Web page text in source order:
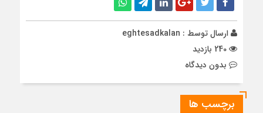
ارسال توسط : eghtesadkalan
بدون دیدگاه
برچسب ها